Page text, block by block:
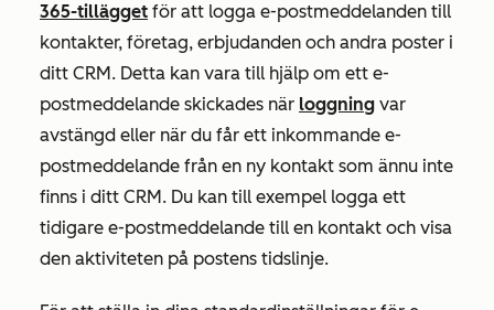
365-tillägget för att logga e-postmeddelanden till
kontakter, företag, erbjudanden och andra poster i
ditt CRM. Detta kan vara till hjälp om ett e-
postmeddelande skickades när loggning var
avstängd eller när du får ett inkommande e-
postmeddelande från en ny kontakt som ännu inte
finns i ditt CRM. Du kan till exempel logga ett
tidigare e-postmeddelande till en kontakt och visa
den aktiviteten på postens tidslinje.